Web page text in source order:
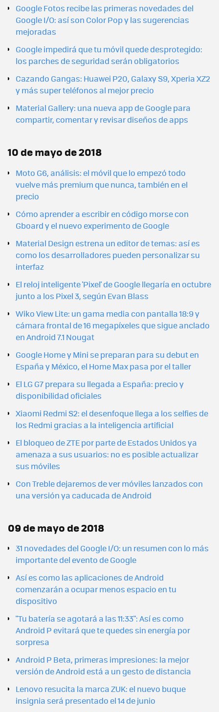
Google Fotos recibe las primeras novedades del
Google I/O: así son Color Pop y las sugerencias
mejoradas
Google impedirá que tu móvil quede desprotegido:
los parches de seguridad serán obligatorios
Cazando Gangas: Huawei P20, Galaxy S9, Xperia XZ2
y más super teléfonos al mejor precio
Material Gallery: una nueva app de Google para
compartir, comentar y revisar diseños de apps
10 de mayo de 2018
Moto G6, análisis: el móvil que lo empezó todo
vuelve más premium que nunca, también en el
precio
Cómo aprender a escribir en código morse con
Gboard y el nuevo experimento de Google
Material Design estrena un editor de temas: así es
como los desarrolladores pueden personalizar su
interfaz
El reloj inteligente 'Pixel' de Google llegaría en octubre
junto a los Pixel 3, según Evan Blass
Wiko View Lite: un gama media con pantalla 18:9 y
cámara frontal de 16 megapíxeles que sigue anclado
en Android 7.1 Nougat
Google Home y Mini se preparan para su debut en
España y México, el Home Max pasa por el taller
El LG G7 prepara su llegada a España: precio y
disponibilidad oficiales
Xiaomi Redmi S2: el desenfoque llega a los selfies de
los Redmi gracias a la inteligencia artificial
El bloqueo de ZTE por parte de Estados Unidos ya
amenaza a sus usuarios: no es posible actualizar
sus móviles
Con Treble dejaremos de ver móviles lanzados con
una versión ya caducada de Android
09 de mayo de 2018
31 novedades del Google I/O: un resumen con lo más
importante del evento de Google
Así es como las aplicaciones de Android
comenzarán a ocupar menos espacio en tu
dispositivo
"Tu batería se agotará a las 11:33": Así es como
Android P evitará que te quedes sin energía por
sorpresa
Android P Beta, primeras impresiones: la mejor
versión de Android está a un gesto de distancia
Lenovo resucita la marca ZUK: el nuevo buque
insignia será presentado el 14 de junio